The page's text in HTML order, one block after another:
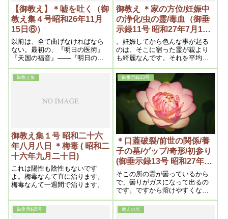
【御教え】＊嘘を吐く（御
教え集４号昭和26年11月
15日⑥）
以前は、全て曲げなければなら
ない。最初の、『明日の医術』
『天国の福音』――『明日の医
術』なんか、随分曲げて書いて
ある。ぼやかして書いてある。
徹底しないと言うが、徹底して
音』になると、よほど違ってい
ねして書いている。今度の『文
明の創造』なんかは、全然そん
な事なく思った通りに書いてあ
る。世界を相手にするので、や
やこしい書き方の必要もない
御教え ＊家の方位/妊娠中
の浄化/虫の霊/毒血（御垂
示録11号 昭和27年7月1日
③）
。妊娠してから色んな事が起る
のは、そこに宿った霊が親より
も綺麗なんです。それを平均さ
せる為に、親の汚ない物が浄化
されるという訳です
御教え集
御教え集１号 昭和二十六
年八月八日 ＊梅毒 ( 昭和二
十六年九月二十日)
これは陽性も陰性もないです
よ。梅毒なんて直に治ります。
梅毒なんて一週間で治ります。
御垂示録13号
＊口蓋破裂/前世の関係/養
子の墓/ゲップ/奇形/初参り
(御垂示録13号 昭和27年9
月1日⑦)
そこの所の霊が曇っているから
で、曇りがガスになって出るの
です。ですから溶けやすくなる
のです。よくゲップが出て痰が
出るという人がありますが、そ
れは霊の方が出て、後から体が
御垂示録5号 教えの光